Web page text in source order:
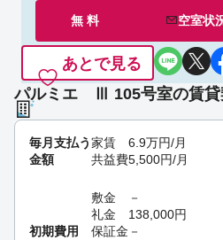
無 料 空室状
あとで見る
パルミエ Ⅲ 105号室の賃貸
毎月支払う
金額
家賃 6.9万円/月
共益費5,500円/月
初期費用
敷金
－
礼金
138,000円
保証金 －